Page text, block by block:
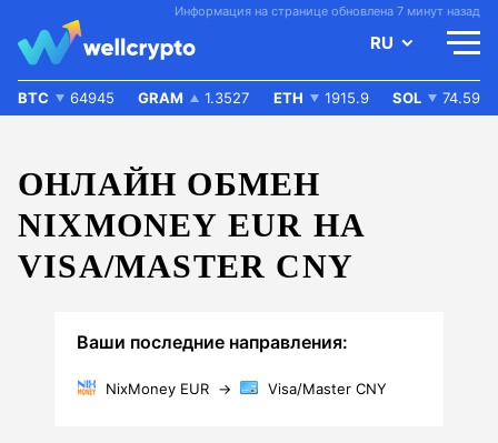
Информация на странице обновлена 7 минут назад
RU
BTC 64945 GRAM 1.3527 ETH 1915.9 SOL 74.59
ОНЛАЙН ОБМЕН
NIXMONEY EUR НА
VISA/MASTER CNY
Ваши последние направления:
NixMoney EUR → Visa/Master CNY